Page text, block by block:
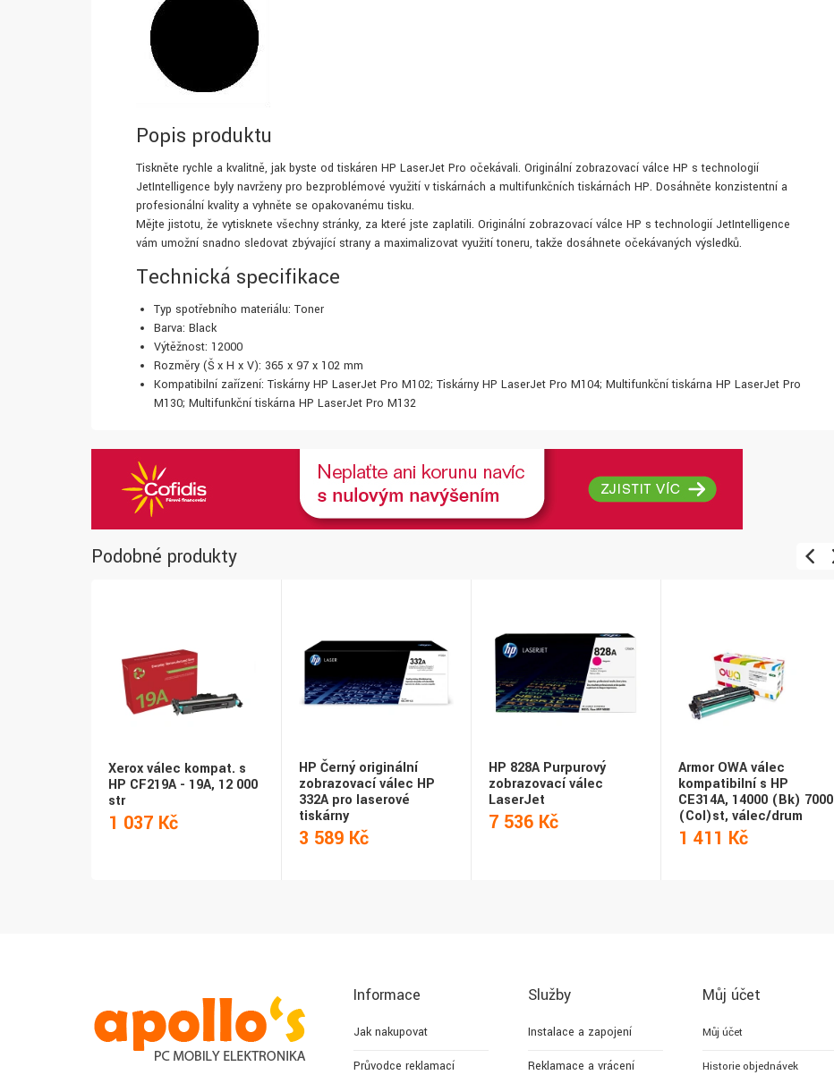
Popis produktu
Tiskněte rychle a kvalitně, jak byste od tiskáren HP LaserJet Pro očekávali. Originální zobrazovací válce HP s technologií
JetIntelligence byly navrženy pro bezproblémové využití v tiskárnách a multifunkčních tiskárnách HP. Dosáhněte konzistentní a
profesionální kvality a vyhněte se opakovanému tisku.
Mějte jistotu, že vytisknete všechny stránky, za které jste zaplatili. Originální zobrazovací válce HP s technologií JetIntelligence
vám umožní snadno sledovat zbývající strany a maximalizovat využití toneru, takže dosáhnete očekávaných výsledků.
Technická specifikace
Typ spotřebního materiálu: Toner
Barva: Black
Výtěžnost: 12000
Rozměry (Š x H x V): 365 x 97 x 102 mm
Kompatibilní zařízení: Tiskárny HP LaserJet Pro M102; Tiskárny HP LaserJet Pro M104; Multifunkční tiskárna HP LaserJet Pro
M130; Multifunkční tiskárna HP LaserJet Pro M132
Podobné produkty
Xerox válec kompat. s
HP CF219A - 19A, 12 000
str
1 037 Kč
HP Černý originální
zobrazovací válec HP
332A pro laserové
tiskárny
3 589 Kč
HP 828A Purpurový
zobrazovací válec
LaserJet
7 536 Kč
Armor OWA válec
kompatibilní s HP
CE314A, 14000 (Bk) 7000
(Col)st, válec/drum
1 411 Kč
Informace
Jak nakupovat
Průvodce reklamací
Služby
Instalace a zapojení
Reklamace a vrácení
Můj účet
Můj účet
Historie objednávek